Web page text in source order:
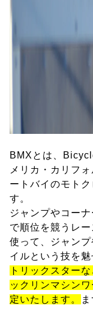
BMXとは、
メリカ・カリフ
ートバイのモト
す。
ジャンプやコー
で順位を競うレ
使って、ジャン
イルという技を魅
トリックスター
ックリンマシン
定いたします。